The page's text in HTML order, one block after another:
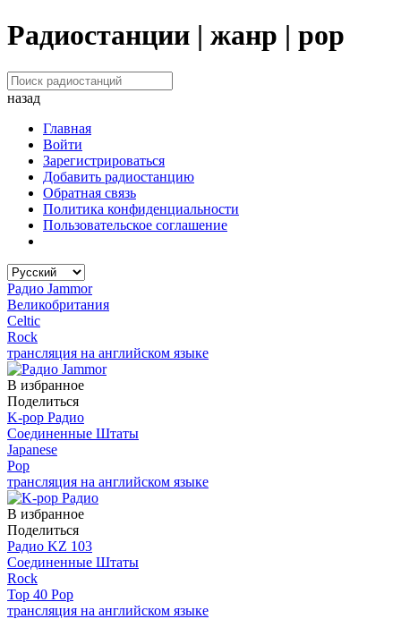
Радиостанции | жанр | pop
назад
Главная
Войти
Зарегистрироваться
Добавить радиостанцию
Обратная связь
Политика конфиденциальности
Пользовательское соглашение
Радио Jammor
Великобритания
Celtic
Rock
трансляция на английском языке
В избранное
Поделиться
K-pop Радио
Соединенные Штаты
Japanese
Pop
трансляция на английском языке
В избранное
Поделиться
Радио KZ 103
Соединенные Штаты
Rock
Top 40 Pop
трансляция на английском языке